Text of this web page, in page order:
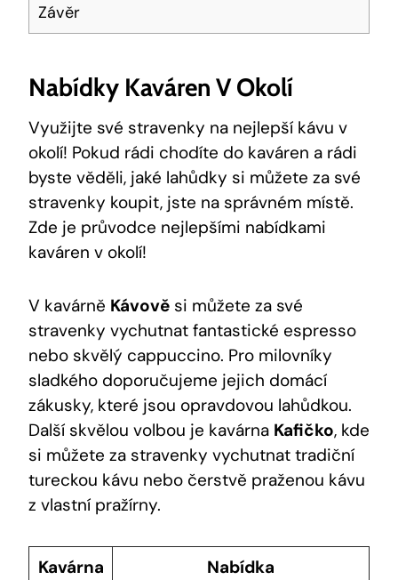
Závěr
Nabídky Kaváren V Okolí
Využijte své stravenky na nejlepší kávu v
okolí! Pokud rádi chodíte do kaváren a rádi
byste věděli, jaké lahůdky si můžete za své
stravenky koupit, jste na správném místě.
Zde je průvodce nejlepšími nabídkami
kaváren v okolí!
V kavárně Kávově si můžete za své
stravenky vychutnat fantastické espresso
nebo skvělý cappuccino. Pro milovníky
sladkého doporučujeme jejich domácí
zákusky, které jsou opravdovou lahůdkou.
Další skvělou volbou je kavárna Kafičko, kde
si můžete za stravenky vychutnat tradiční
tureckou kávu nebo čerstvě praženou kávu
z vlastní pražírny.
Kavárna Nabídka